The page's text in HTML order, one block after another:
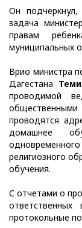
Он
задача
правам
муниципальных
Врио министра
Дагестана
проводимой
проводятся
домашнее
религиозного
обучения.
С отчетами о
протокольные